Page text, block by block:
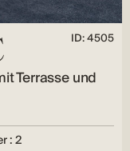
ID: 4505
Terrasse und
: 2